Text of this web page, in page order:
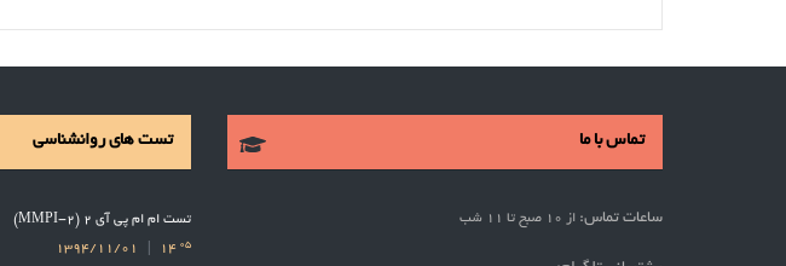
تماس با ما
ساعات تماس: از 10 صبح تا 11 شب
تست های روانشناسی
تست ام ام پی آی 2 (MMPI-2)
05
14
1394/11/01